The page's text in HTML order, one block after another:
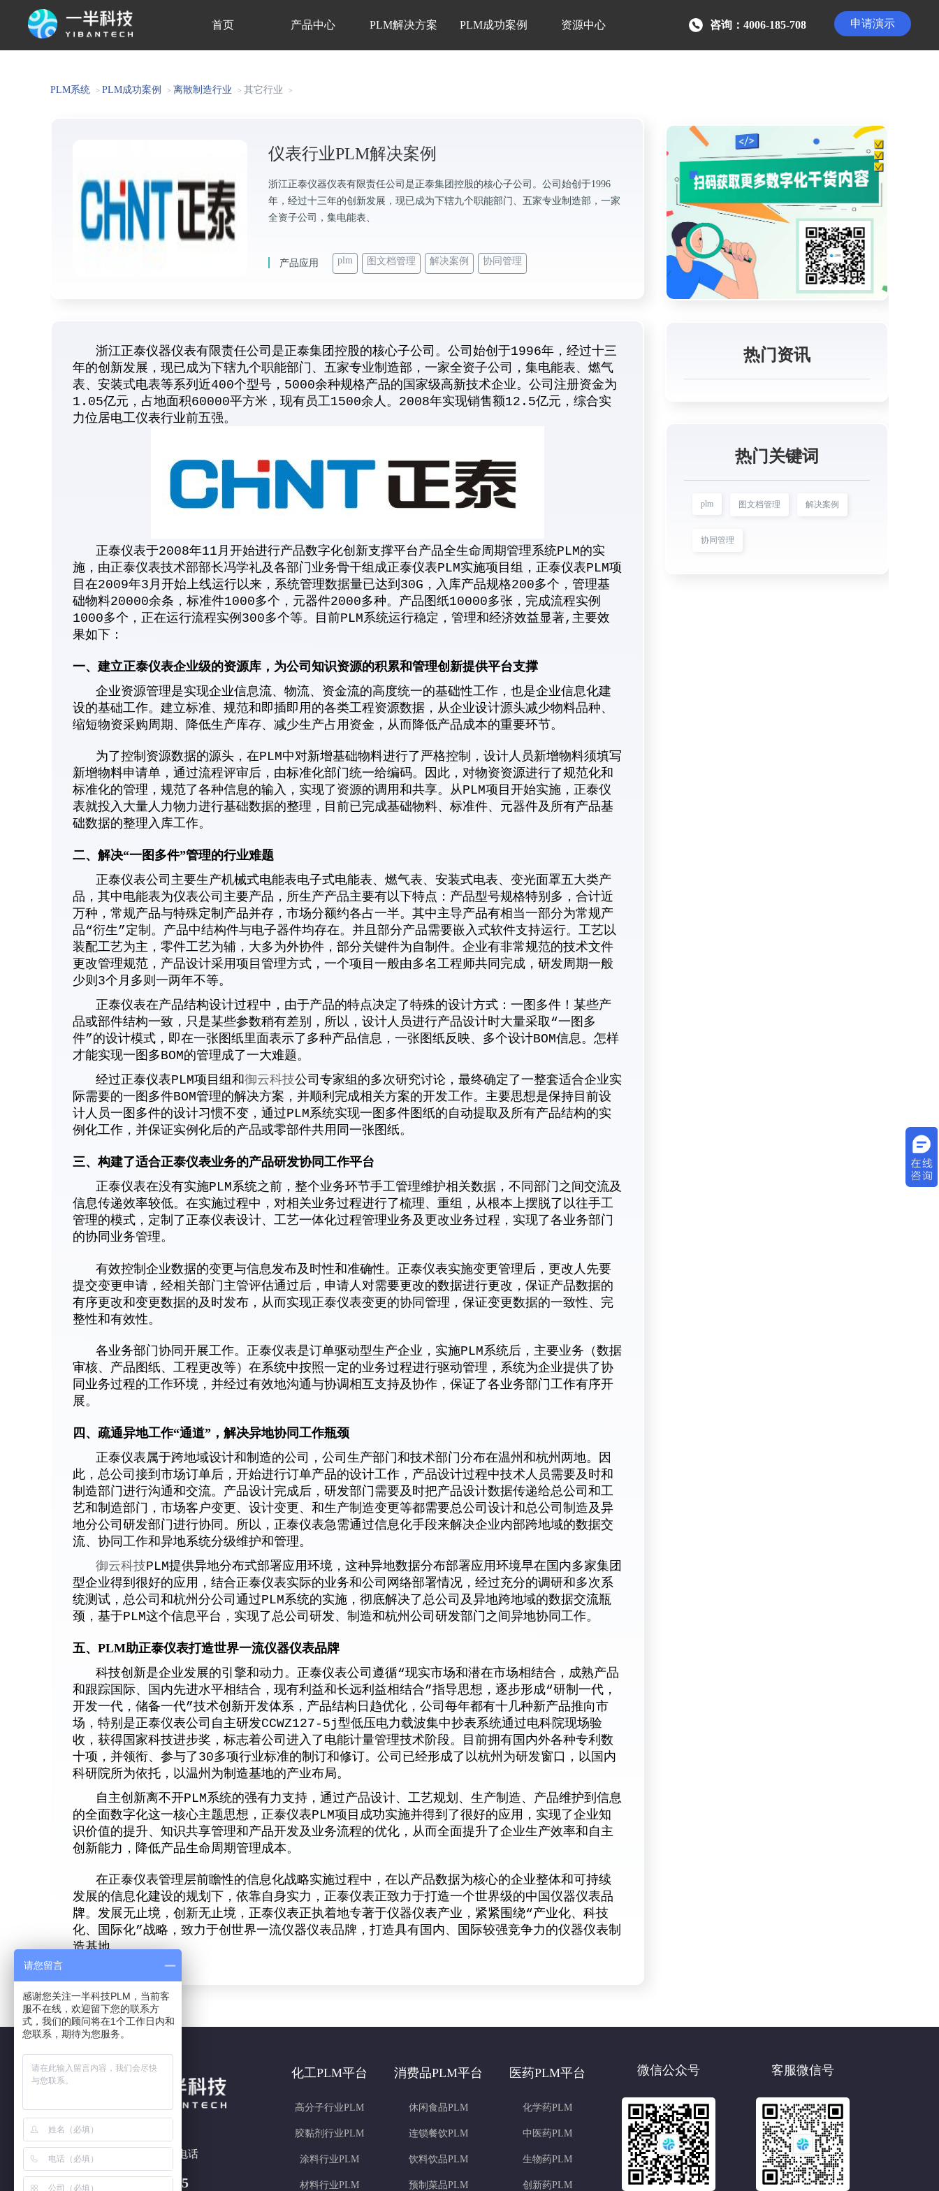
首页 产品中心 PLM解决方案 PLM成功案例 资源中心 申请演示
咨询：4006-185-708
PLM系统 > PLM成功案例 > 离散制造行业 > 其它行业 >
仪表行业PLM解决案例
浙江正泰仪器仪表有限责任公司是正泰集团控股的核心子公司。公司始创于1996
年，经过十三年的创新发展，现已成为下辖九个职能部门、五家专业制造部，一家
全资子公司，集电能表、
产品应用 plm 图文档管理 解决案例 协同管理
浙江正泰仪器仪表有限责任公司是正泰集团控股的核心子公司。公司始创于1996年，经过十三
年的创新发展，现已成为下辖九个职能部门、五家专业制造部，一家全资子公司，集电能表、燃气
表、安装式电表等系列近400个型号，5000余种规格产品的国家级高新技术企业。公司注册资金为
1.05亿元，占地面积60000平方米，现有员工1500余人。2008年实现销售额12.5亿元，综合实
力位居电工仪表行业前五强。
正泰仪表于2008年11月开始进行产品数字化创新支撑平台产品全生命周期管理系统PLM的实
施，由正泰仪表技术部部长冯学礼及各部门业务骨干组成正泰仪表PLM实施项目组，正泰仪表PLM项
目在2009年3月开始上线运行以来，系统管理数据量已达到30G，入库产品规格200多个，管理基
础物料20000余条，标准件1000多个，元器件2000多种。产品图纸10000多张，完成流程实例
1000多个，正在运行流程实例300多个等。目前PLM系统运行稳定，管理和经济效益显著,主要效
果如下：
一、建立正泰仪表企业级的资源库，为公司知识资源的积累和管理创新提供平台支撑
企业资源管理是实现企业信息流、物流、资金流的高度统一的基础性工作，也是企业信息化建
设的基础工作。建立标准、规范和即插即用的各类工程资源数据，从企业设计源头减少物料品种、
缩短物资采购周期、降低生产库存、减少生产占用资金，从而降低产品成本的重要环节。
为了控制资源数据的源头，在PLM中对新增基础物料进行了严格控制，设计人员新增物料须填写
新增物料申请单，通过流程评审后，由标准化部门统一给编码。因此，对物资资源进行了规范化和
标准化的管理，规范了各种信息的输入，实现了资源的调用和共享。从PLM项目开始实施，正泰仪
表就投入大量人力物力进行基础数据的整理，目前已完成基础物料、标准件、元器件及所有产品基
础数据的整理入库工作。
二、解决“一图多件”管理的行业难题
正泰仪表公司主要生产机械式电能表电子式电能表、燃气表、安装式电表、变光面罩五大类产
品，其中电能表为仪表公司主要产品，所生产产品主要有以下特点：产品型号规格特别多，合计近
万种，常规产品与特殊定制产品并存，市场分额约各占一半。其中主导产品有相当一部分为常规产
品“衍生”定制。产品中结构件与电子器件均存在。并且部分产品需要嵌入式软件支持运行。工艺以
装配工艺为主，零件工艺为辅，大多为外协件，部分关键件为自制件。企业有非常规范的技术文件
更改管理规范，产品设计采用项目管理方式，一个项目一般由多名工程师共同完成，研发周期一般
少则3个月多则一两年不等。
正泰仪表在产品结构设计过程中，由于产品的特点决定了特殊的设计方式：一图多件！某些产
品或部件结构一致，只是某些参数稍有差别，所以，设计人员进行产品设计时大量采取“一图多
件”的设计模式，即在一张图纸里面表示了多种产品信息，一张图纸反映、多个设计BOM信息。怎样
才能实现一图多BOM的管理成了一大难题。
经过正泰仪表PLM项目组和御云科技公司专家组的多次研究讨论，最终确定了一整套适合企业实
际需要的一图多件BOM管理的解决方案，并顺利完成相关方案的开发工作。主要思想是保持目前设
计人员一图多件的设计习惯不变，通过PLM系统实现一图多件图纸的自动提取及所有产品结构的实
例化工作，并保证实例化后的产品或零部件共用同一张图纸。
三、构建了适合正泰仪表业务的产品研发协同工作平台
正泰仪表在没有实施PLM系统之前，整个业务环节手工管理维护相关数据，不同部门之间交流及
信息传递效率较低。在实施过程中，对相关业务过程进行了梳理、重组，从根本上摆脱了以往手工
管理的模式，定制了正泰仪表设计、工艺一体化过程管理业务及更改业务过程，实现了各业务部门
的协同业务管理。
有效控制企业数据的变更与信息发布及时性和准确性。正泰仪表实施变更管理后，更改人先要
提交变更申请，经相关部门主管评估通过后，申请人对需要更改的数据进行更改，保证产品数据的
有序更改和变更数据的及时发布，从而实现正泰仪表变更的协同管理，保证变更数据的一致性、完
整性和有效性。
各业务部门协同开展工作。正泰仪表是订单驱动型生产企业，实施PLM系统后，主要业务（数据
审核、产品图纸、工程更改等）在系统中按照一定的业务过程进行驱动管理，系统为企业提供了协
同业务过程的工作环境，并经过有效地沟通与协调相互支持及协作，保证了各业务部门工作有序开
展。
四、疏通异地工作“通道”，解决异地协同工作瓶颈
正泰仪表属于跨地域设计和制造的公司，公司生产部门和技术部门分布在温州和杭州两地。因
此，总公司接到市场订单后，开始进行订单产品的设计工作，产品设计过程中技术人员需要及时和
制造部门进行沟通和交流。产品设计完成后，研发部门需要及时把产品设计数据传递给总公司和工
艺和制造部门，市场客户变更、设计变更、和生产制造变更等都需要总公司设计和总公司制造及异
地分公司研发部门进行协同。所以，正泰仪表急需通过信息化手段来解决企业内部跨地域的数据交
流、协同工作和异地系统分级维护和管理。
御云科技PLM提供异地分布式部署应用环境，这种异地数据分布部署应用环境早在国内多家集团
型企业得到很好的应用，结合正泰仪表实际的业务和公司网络部署情况，经过充分的调研和多次系
统测试，总公司和杭州分公司通过PLM系统的实施，彻底解决了总公司及异地跨地域的数据交流瓶
颈，基于PLM这个信息平台，实现了总公司研发、制造和杭州公司研发部门之间异地协同工作。
五、PLM助正泰仪表打造世界一流仪器仪表品牌
科技创新是企业发展的引擎和动力。正泰仪表公司遵循“现实市场和潜在市场相结合，成熟产品
和跟踪国际、国内先进水平相结合，现有利益和长远利益相结合”指导思想，逐步形成“研制一代，
开发一代，储备一代”技术创新开发体系，产品结构日趋优化，公司每年都有十几种新产品推向市
场，特别是正泰仪表公司自主研发CCWZ127-5j型低压电力载波集中抄表系统通过电科院现场验
收，获得国家科技进步奖，标志着公司进入了电能计量管理技术阶段。目前拥有国内外各种专利数
十项，并领衔、参与了30多项行业标准的制订和修订。公司已经形成了以杭州为研发窗口，以国内
科研院所为依托，以温州为制造基地的产业布局。
自主创新离不开PLM系统的强有力支持，通过产品设计、工艺规划、生产制造、产品维护到信息
的全面数字化这一核心主题思想，正泰仪表PLM项目成功实施并得到了很好的应用，实现了企业知
识价值的提升、知识共享管理和产品开发及业务流程的优化，从而全面提升了企业生产效率和自主
创新能力，降低产品生命周期管理成本。
在正泰仪表管理层前瞻性的信息化战略实施过程中，在以产品数据为核心的企业整体和可持续
发展的信息化建设的规划下，依靠自身实力，正泰仪表正致力于打造一个世界级的中国仪器仪表品
牌。发展无止境，创新无止境，正泰仪表正执着地专著于仪器仪表产业，紧紧围绕“产业化、科技
化、国际化”战略，致力于创世界一流仪器仪表品牌，打造具有国内、国际较强竞争力的仪器仪表制
造基地。
热门资讯
热门关键词
plm 图文档管理 解决案例
协同管理
7x24h 全国热线电话
180 5877 3415
化工PLM平台
高分子行业PLM
胶黏剂行业PLM
涂料行业PLM
材料行业PLM
消费品PLM平台
休闲食品PLM
连锁餐饮PLM
饮料饮品PLM
预制菜品PLM
医药PLM平台
化学药PLM
中医药PLM
生物药PLM
创新药PLM
微信公众号 客服微信号
请您留言
感谢您关注一半科技PLM，当前客
服不在线，欢迎留下您的联系方
式，我们的顾问将在1个工作日内和
您联系，期待为您服务。